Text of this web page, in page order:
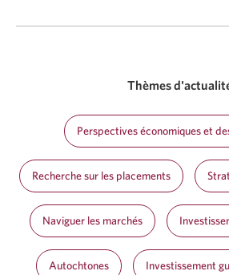
Thèmes
Perspectives économiques et
Recherche sur les placements
Naviguer les marchés
Autochtones Investissement